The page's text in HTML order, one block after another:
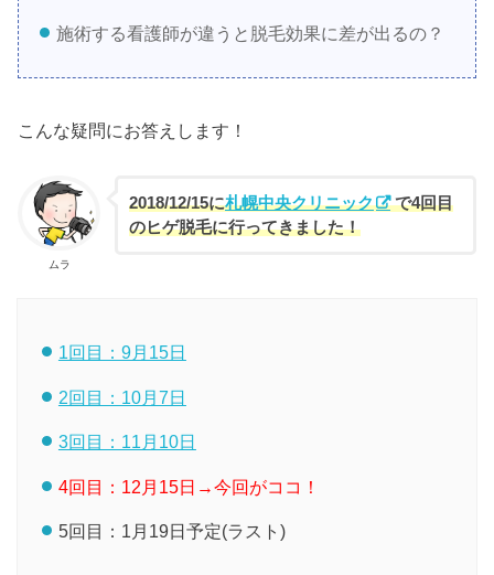
施術する看護師が違うと脱毛効果に差が出るの？
こんな疑問にお答えします！
ムラ
2018/12/15に札幌中央クリニック
で4回目
のヒゲ脱毛に行ってきました！
1回目：9月15日
2回目：10月7日
3回目：11月10日
4回目：12月15日→今回がココ！
5回目：1月19日予定(ラスト)